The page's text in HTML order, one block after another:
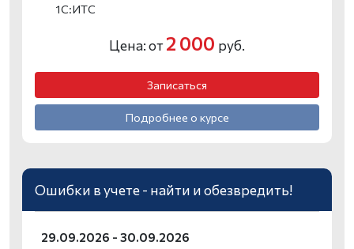
1С:ИТС
Цена: от2 000 руб.
Записаться
Подробнее о курсе
Ошибки в учете - найти и обезвредить!
29.09.2026 - 30.09.2026